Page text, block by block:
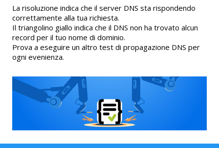
La risoluzione indica che il server DNS sta rispondendo
correttamente alla tua richiesta.
Il triangolino giallo indica che il DNS non ha trovato alcun
record per il tuo nome di dominio.
Prova a eseguire un altro test di propagazione DNS per
ogni evenienza.